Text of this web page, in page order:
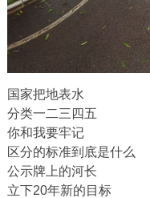
国家把地表水
分类一二三四五
你和我要牢记
区分的标准到底是什么
公示牌上的河长
立下20年新的目标